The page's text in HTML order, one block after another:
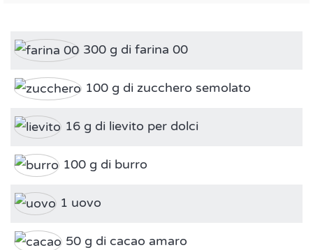
300 g di farina 00
100 g di zucchero semolato
16 g di lievito per dolci
100 g di burro
1 uovo
50 g di cacao amaro